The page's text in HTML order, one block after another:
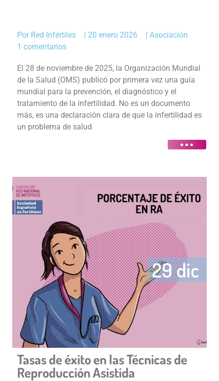
Por Red Infértiles 20 enero 2026
Asociación
1 comentarios
El 28 de noviembre de 2025, la Organización Mundial
de la Salud (OMS) publicó por primera vez una guía
mundial para la prevención, el diagnóstico y el
tratamiento de la infertilidad. No es un documento
más, es una declaración clara de que la infertilidad es
un problema de salud
29 dic
Tasas de éxito en las Técnicas de
Reproducción Asistida